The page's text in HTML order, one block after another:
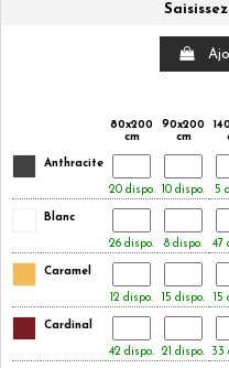
80x200
cm
90x200
cm
Anthracite
20 dispo. 10 dispo. 5
Blanc
26 dispo. 8 dispo. 47
Caramel
12 dispo. 15 dispo.
Cardinal
42 dispo. 21 dispo. 33